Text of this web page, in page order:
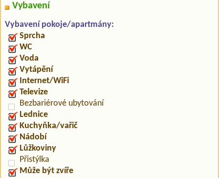
Vybavení
Vybavení pokoje/apartmány:
Sprcha
WC
Voda
Vytápění
Internet/WiFi
Televize
Bezbariérové ubytování
Lednice
Kuchyňka/vařič
Nádobí
Lůžkoviny
Přistýlka
Může být zvíře